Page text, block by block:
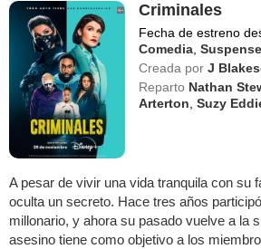
Criminales
Fecha de estreno
Comedia ,Suspense
Creada por J
Reparto Nathan
Arterton ,Suzy
A pesar de vivir una vida tranquila con su
oculta un secreto. Hace tres años
millonario, y ahora su pasado vuelve a la
asesino tiene como objetivo a los